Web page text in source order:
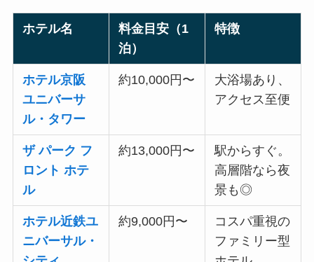
ホテル名
料金目安（1
泊）
特徴
ホテル京阪
ユニバーサ
ル・タワー
約10,000円〜
大浴場あり、
アクセス至便
ザ パーク フ
ロント ホテ
ル
約13,000円〜
駅からすぐ。
高層階なら夜
景も◎
ホテル近鉄ユ
ニバーサル・
約9,000円〜
コスパ重視の
ファミリー型